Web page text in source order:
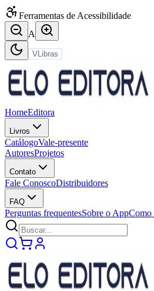
Ferramentas de Acessibilidade
A
VLibras
HomeEditora
Livros
CatálogoVale-presente
AutoresProjetos
Contato
Fale ConoscoDistribuidores
FAQ
Perguntas frequentesSobre o AppComo